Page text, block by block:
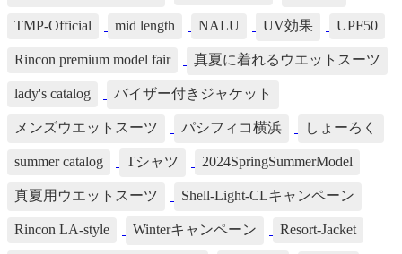
TMP-Official mid length NALU UV効果 UPF50
Rincon premium model fair 真夏に着れるウエットスーツ
lady's catalog バイザー付きジャケット
メンズウエットスーツ パシフィコ横浜 しょーろく
summer catalog Tシャツ 2024SpringSummerModel
真夏用ウエットスーツ Shell-Light-CLキャンペーン
Rincon LA-style Winterキャンペーン Resort-Jacket